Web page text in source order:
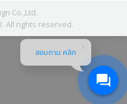
Co.,Ltd.
All rights reserved.
สอบถาม คลิก